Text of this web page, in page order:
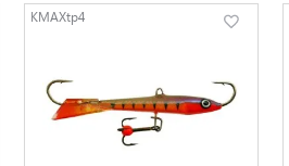
KMAXtp4